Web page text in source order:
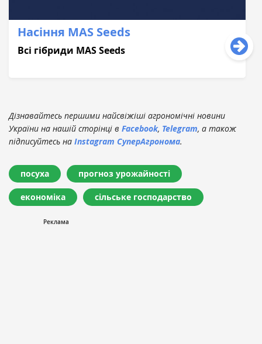
Насіння MAS Seeds
Всі гібриди MAS Seeds
Дізнавайтесь першими найсвіжіші агрономічні новини
України на нашій сторінці в Facebook, Telegram, а також
підписуйтесь на Instagram СуперАгронома.
посуха прогноз урожайності
економіка сільське господарство